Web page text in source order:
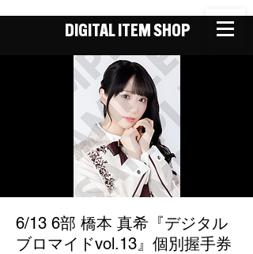
DIGITAL ITEM SHOP
6/13 6部 橋本 真希『デジタル
ブロマイドvol.13』個別握手券